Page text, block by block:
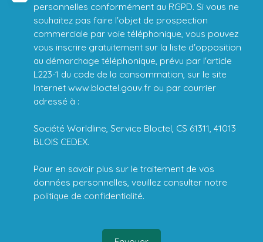
personnelles conformément au RGPD. Si vous ne
souhaitez pas faire l'objet de prospection
commerciale par voie téléphonique, vous pouvez
vous inscrire gratuitement sur la liste d'opposition
au démarchage téléphonique, prévu par l'article
L223-1 du code de la consommation, sur le site
Internet www.bloctel.gouv.fr ou par courrier
adressé à :
Société Worldline, Service Bloctel, CS 61311, 41013
BLOIS CEDEX.
Pour en savoir plus sur le traitement de vos
données personnelles, veuillez consulter notre
politique de confidentialité.